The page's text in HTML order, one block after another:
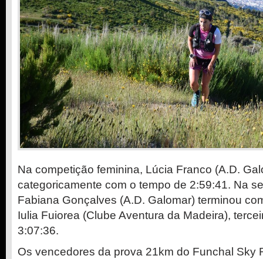
Na competição feminina, Lúcia Franco (A.D.
categoricamente com o tempo de 2:59:41. Na
Fabiana Gonçalves (A.D. Galomar) terminou
Iulia Fuiorea (Clube Aventura da Madeira),
3:07:36.
Os vencedores da prova 21km do Funchal Sky